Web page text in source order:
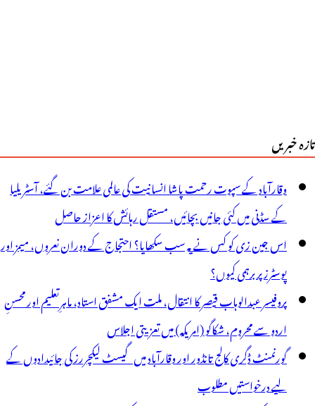
تازہ خبریں
وقارآباد کے سپوت رحمت پاشا انسانیت کی عالمی علامت بن گئے، آسٹریلیا
کے سڈنی میں کئی جانیں بچائیں، مستقل رہائش کا اعزاز حاصل
اس جین زی کو کس نے یہ سب سکھایا؟ احتجاج کے دوران نعروں، میمز اور
پوسٹرز پر برہمی کیوں؟
پروفیسر عبدالوہاب قیصر کا انتقال، ملت ایک مشفق استاد، ماہرِتعلیم اور محسنِ
اردو سے محروم، شکاگو (امریکہ) میں تعزیتی اجلاس
گورنمنٹ ڈگری کالج تانڈور اور وقارآباد میں گیسٹ لیکچررز کی جائیدادوں کے
لیے درخواستیں مطلوب